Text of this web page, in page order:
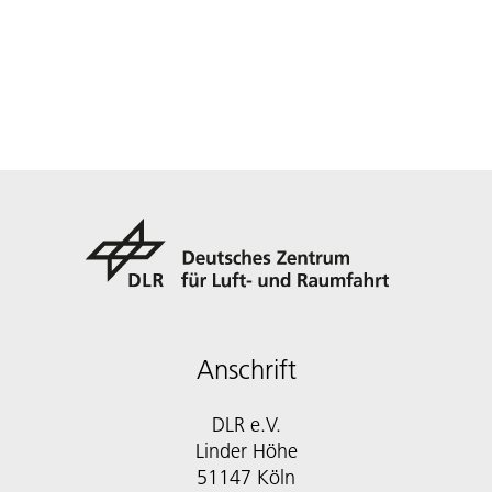
Anschrift
DLR e.V.
Linder Höhe
51147 Köln